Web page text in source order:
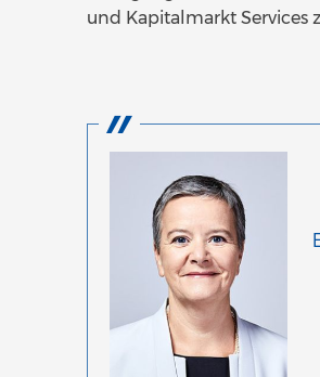
und Kapitalmarkt Services